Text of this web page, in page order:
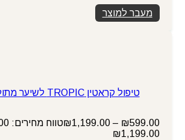
מעבר למוצר
טיפול קראטין TROPIC לשיער מתולתל מבית לאסיו
₪599.00
–
₪1,199.00
⁦₪1,199.00⁩